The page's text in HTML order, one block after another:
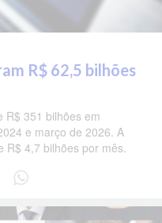
R$ 62,5 bilhões
R$ 351 bilhões em
e março de 2026. A
4,7 bilhões por mês.